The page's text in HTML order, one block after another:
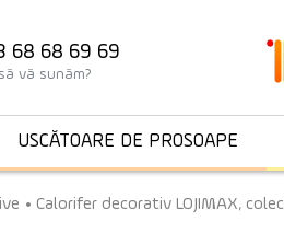
68 68 69 69
vă sunăm?
USCĂTOARE DE PROSOAPE
Calorifer decorativ LOJIMAX,